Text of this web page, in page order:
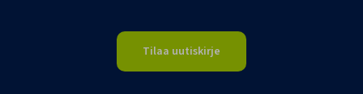
Tilaa uutiskirje